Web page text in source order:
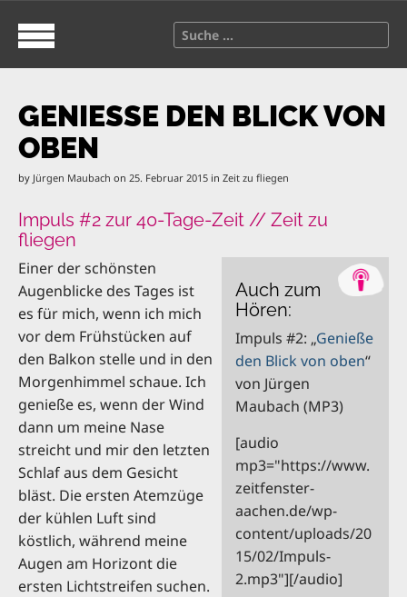
n
p
e
a
c
h
:
GENIESSE DEN BLICK VON O
BEN
by Jürgen Maubach on 25. Februar 2015 in Zeit zu fliegen
Impuls #2 zur 40-Tage-Zeit // Zeit zu
fliegen
Auch zum
Hören:
Impuls #2: „Genieße
den Blick von oben“
von Jürgen
Maubach (MP3)
[audio
mp3="https://www.
zeitfenster-
aachen.de/wp-
content/uploads/20
15/02/Impuls-
2.mp3"][/audio]
Einer der schönsten
Augenblicke des Tages ist
es für mich, wenn ich mich
vor dem Frühstücken auf
den Balkon stelle und in den
Morgenhimmel schaue. Ich
genieße es, wenn der Wind
dann um meine Nase
streicht und mir den letzten
Schlaf aus dem Gesicht
bläst. Die ersten Atemzüge
der kühlen Luft sind
köstlich, während meine
Augen am Horizont die
ersten Lichtstreifen suchen.